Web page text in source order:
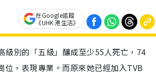
在Google追蹤
《UHK 港生活》
級別的「五級」釀成至少55人死亡，74
，表現專業。而原來她已經加入TVB